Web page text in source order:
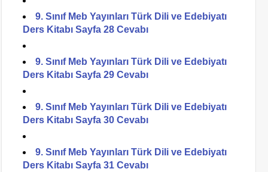
9. Sınıf Meb Yayınları Türk Dili ve Edebiyatı
Ders Kitabı Sayfa 28 Cevabı
9. Sınıf Meb Yayınları Türk Dili ve Edebiyatı
Ders Kitabı Sayfa 29 Cevabı
9. Sınıf Meb Yayınları Türk Dili ve Edebiyatı
Ders Kitabı Sayfa 30 Cevabı
9. Sınıf Meb Yayınları Türk Dili ve Edebiyatı
Ders Kitabı Sayfa 31 Cevabı